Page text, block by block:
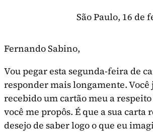
São Paulo, 16 de
Fernando Sabino,
Vou pegar esta segunda-feira de
responder mais longamente. Você
recebido um cartão meu a
você me propôs. É que a sua carta
desejo de saber logo o que eu